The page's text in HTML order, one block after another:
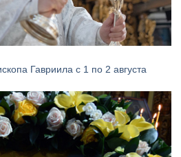
Гавриила с 1 по 2 августа